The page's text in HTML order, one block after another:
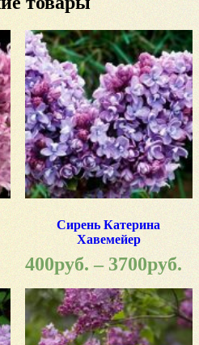
Сирень Катерина
Хавемейер
400руб. – 3700руб.